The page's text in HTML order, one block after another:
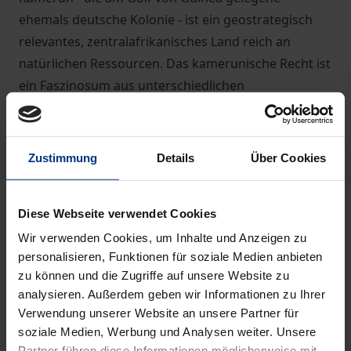
Zustimmung Details Über Cookies
Diese Webseite verwendet Cookies
Wir verwenden Cookies, um Inhalte und Anzeigen zu
personalisieren, Funktionen für soziale Medien anbieten
zu können und die Zugriffe auf unsere Website zu
analysieren. Außerdem geben wir Informationen zu Ihrer
Verwendung unserer Website an unsere Partner für
soziale Medien, Werbung und Analysen weiter. Unsere
ehemals deutsche Kolonie - ist ein geostrategisch
relevantes, zentralafrikanisches Land reich an
natürlichen Ressourcen. Das kamerunische Recht ist
ein Faszinosum aus unterschiedlichen
Rechtsquellen. Die Einflüsse aus dem englischen
Gewohnheitsrechten der zahlreichen ethnischen
Rechtspluralismus. Die Publikation passt sich an die
heutige - qua Verfassung vorgegebene -
Sprachenpolitik Kameruns an, indem sie sowohl
englische als auch französische Kapitel beinhaltet.
Das kamerunische Umweltrecht und die nationale
Umweltpolitik werden im Zusammenspiel